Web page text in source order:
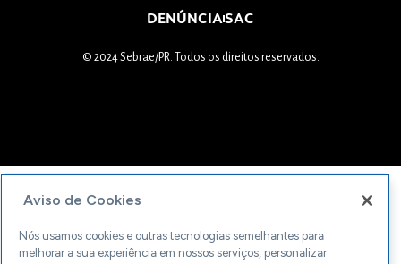
DENÚNCIASAC
© 2024 Sebrae/PR. Todos os direitos reservados.
Aviso de Cookies
Nós usamos cookies e outras tecnologias semelhantes para
melhorar a sua experiência em nossos serviços, personalizar